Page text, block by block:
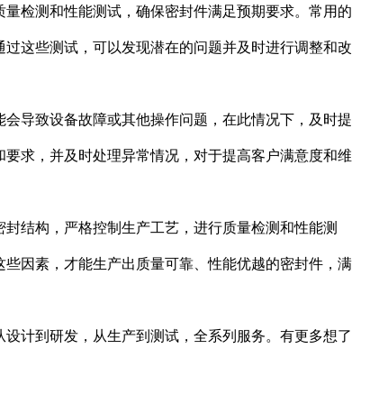
检测和性能测试，确保密封件满足预期要求。常用的
这些测试，可以发现潜在的问题并及时进行调整和改
导致设备故障或其他操作问题，在此情况下，及时提
求，并及时处理异常情况，对于提高客户满意度和维
结构，严格控制生产工艺，进行质量检测和性能测
因素，才能生产出质量可靠、性能优越的密封件，满
计到研发，从生产到测试，全系列服务。有更多想了